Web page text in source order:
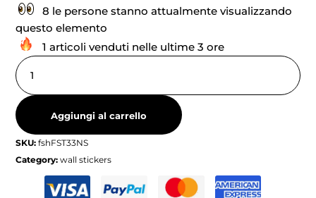
8 le persone stanno attualmente visualizzando
questo elemento
1 articoli venduti nelle ultime 3 ore
Aggiungi al carrello
SKU:fshFST33NS
Category:wall stickers